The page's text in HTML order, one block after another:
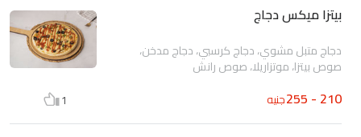
بيتزا ميكس دجاج
دجاج متبل مشوي، دجاج كرسبي، دجاج مدخن،
صوص بيتزا، موتزاريلا، صوص رانش
210 - 255 جنيه 1